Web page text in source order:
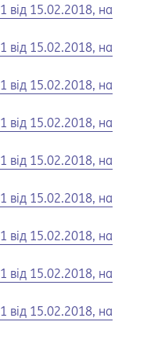
від 15.02.2018, на
від 15.02.2018, на
від 15.02.2018, на
від 15.02.2018, на
від 15.02.2018, на
від 15.02.2018, на
від 15.02.2018, на
від 15.02.2018, на
від 15.02.2018, на